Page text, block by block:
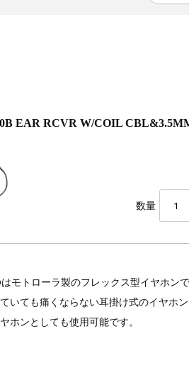
EAR RCVR W/COIL
数量
モトローラ製のフレックス型イヤホンで
いても痛くならない耳掛け式のイヤホン
ホンとしても使用可能です。